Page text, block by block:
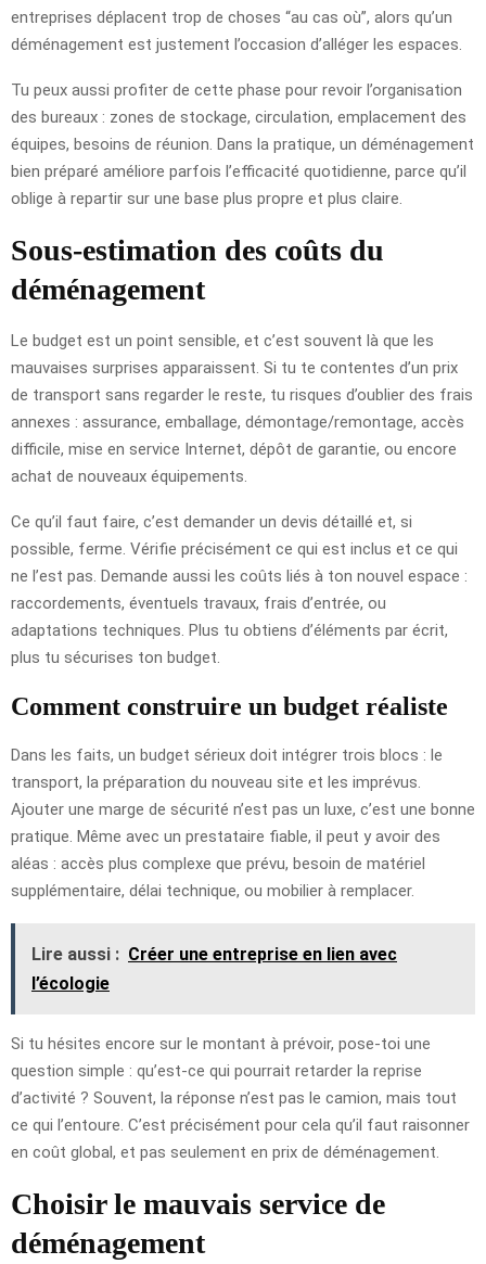
entreprises déplacent trop de choses “au cas où”, alors qu’un
déménagement est justement l’occasion d’alléger les espaces.
Tu peux aussi profiter de cette phase pour revoir l’organisation
des bureaux : zones de stockage, circulation, emplacement des
équipes, besoins de réunion. Dans la pratique, un déménagement
bien préparé améliore parfois l’efficacité quotidienne, parce qu’il
oblige à repartir sur une base plus propre et plus claire.
Sous-estimation des coûts du
déménagement
Le budget est un point sensible, et c’est souvent là que les
mauvaises surprises apparaissent. Si tu te contentes d’un prix
de transport sans regarder le reste, tu risques d’oublier des frais
annexes : assurance, emballage, démontage/remontage, accès
difficile, mise en service Internet, dépôt de garantie, ou encore
achat de nouveaux équipements.
Ce qu’il faut faire, c’est demander un devis détaillé et, si
possible, ferme. Vérifie précisément ce qui est inclus et ce qui
ne l’est pas. Demande aussi les coûts liés à ton nouvel espace :
raccordements, éventuels travaux, frais d’entrée, ou
adaptations techniques. Plus tu obtiens d’éléments par écrit,
plus tu sécurises ton budget.
Comment construire un budget réaliste
Dans les faits, un budget sérieux doit intégrer trois blocs : le
transport, la préparation du nouveau site et les imprévus.
Ajouter une marge de sécurité n’est pas un luxe, c’est une bonne
pratique. Même avec un prestataire fiable, il peut y avoir des
aléas : accès plus complexe que prévu, besoin de matériel
supplémentaire, délai technique, ou mobilier à remplacer.
Lire aussi : Créer une entreprise en lien avec
l’écologie
Si tu hésites encore sur le montant à prévoir, pose-toi une
question simple : qu’est-ce qui pourrait retarder la reprise
d’activité ? Souvent, la réponse n’est pas le camion, mais tout
ce qui l’entoure. C’est précisément pour cela qu’il faut raisonner
en coût global, et pas seulement en prix de déménagement.
Choisir le mauvais service de
déménagement